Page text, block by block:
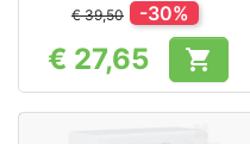
€ 39,50 -30%
Prijs
€ 27,65 